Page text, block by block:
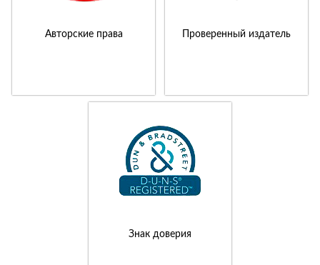
Авторские права Проверенный издатель
Знак доверия